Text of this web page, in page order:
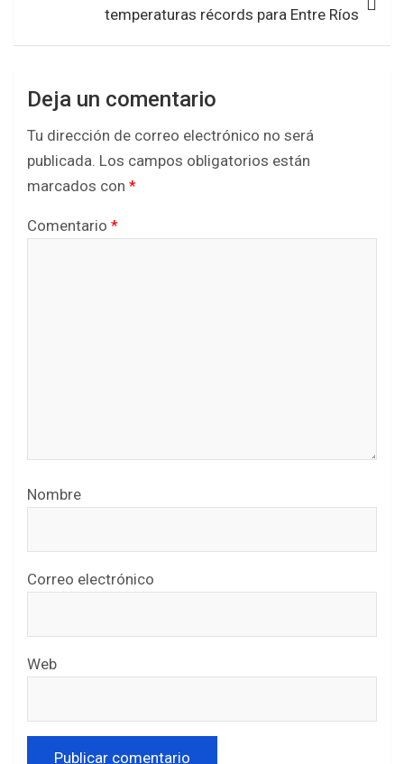
temperaturas récords para Entre Ríos
Deja un comentario
Tu dirección de correo electrónico no será
publicada. Los campos obligatorios están
marcados con *
Comentario *
Nombre
Correo electrónico
Web